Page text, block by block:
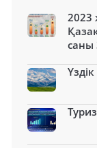
2023
саны